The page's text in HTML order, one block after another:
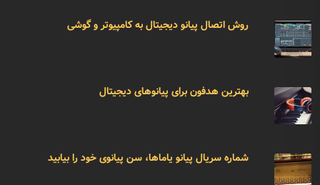
روش اتصال پیانو دیجیتال به کامپیوتر و گوشی
بهترین هدفون برای پیانوهای دیجیتال
شماره سریال پیانو یاماها، سن پیانوی خود را بیابید